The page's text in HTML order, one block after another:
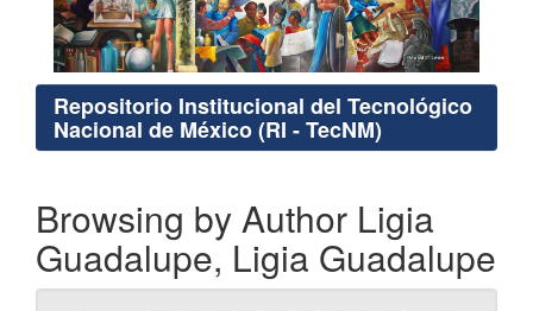
Repositorio Institucional del Tecnológico
Nacional de México (RI - TecNM)
Browsing by Author Ligia
Guadalupe, Ligia Guadalupe